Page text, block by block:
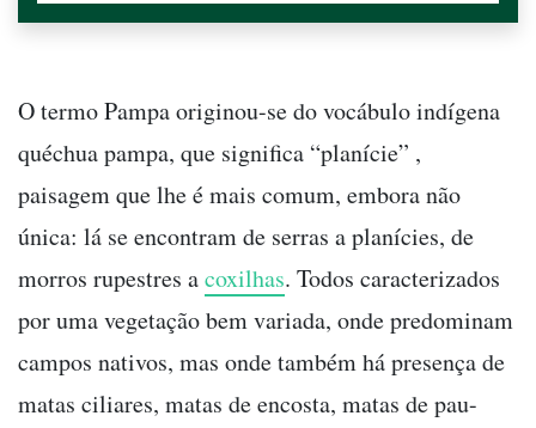
O termo Pampa originou-se do vocábulo indígena
quéchua pampa, que significa “planície” ,
paisagem que lhe é mais comum, embora não
única: lá se encontram de serras a planícies, de
morros rupestres acoxilhas. Todos caracterizados
por uma vegetação bem variada, onde predominam
campos nativos, mas onde também há presença de
matas ciliares, matas de encosta, matas de pau-